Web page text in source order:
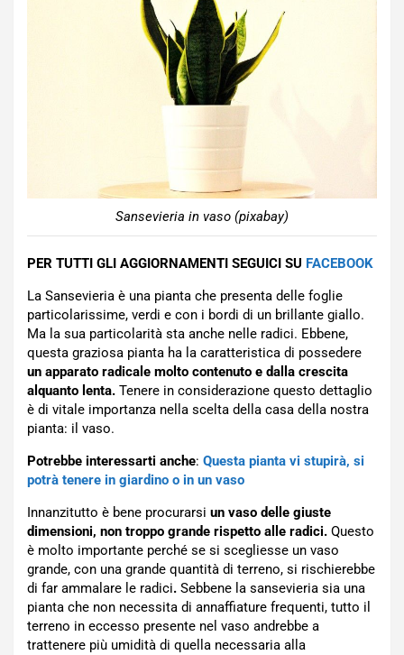
Sansevieria in vaso (pixabay)
PER TUTTI GLI AGGIORNAMENTI SEGUICI SU FACEBOOK
La Sansevieria è una pianta che presenta delle foglie
particolarissime, verdi e con i bordi di un brillante giallo.
Ma la sua particolarità sta anche nelle radici. Ebbene,
questa graziosa pianta ha la caratteristica di possedere
un apparato radicale molto contenuto e dalla crescita
alquanto lenta. Tenere in considerazione questo dettaglio
è di vitale importanza nella scelta della casa della nostra
pianta: il vaso.
Potrebbe interessarti anche: Questa pianta vi stupirà, si
potrà tenere in giardino o in un vaso
Innanzitutto è bene procurarsi un vaso delle giuste
dimensioni, non troppo grande rispetto alle radici. Questo
è molto importante perché se si scegliesse un vaso
grande, con una grande quantità di terreno, si rischierebbe
di far ammalare le radici. Sebbene la sansevieria sia una
pianta che non necessita di annaffiature frequenti, tutto il
terreno in eccesso presente nel vaso andrebbe a
trattenere più umidità di quella necessaria alla